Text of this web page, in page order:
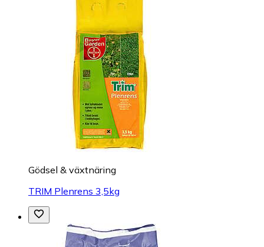
Gödsel & växtnäring
TRIM Plenrens 3,5kg